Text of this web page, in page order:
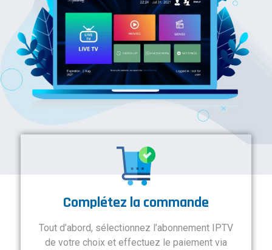
Complétez la commande
Tout d’abord, sélectionnez l’abonnement IPTV
de votre choix et effectuez le paiement via